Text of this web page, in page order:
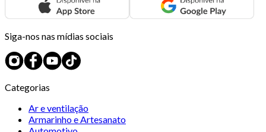
Siga-nos nas mídias sociais
Categorias
Ar e ventilação
Armarinho e Artesanato